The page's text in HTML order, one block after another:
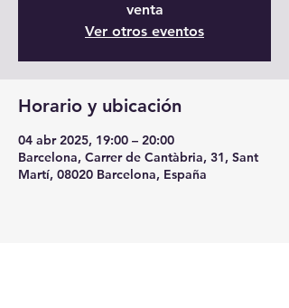
venta
Ver otros eventos
Horario y ubicación
04 abr 2025, 19:00 – 20:00
Barcelona, Carrer de Cantàbria, 31, Sant
Martí, 08020 Barcelona, España